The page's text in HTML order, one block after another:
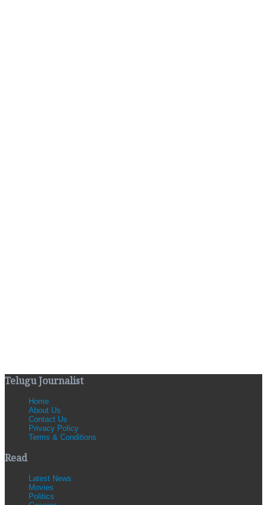
Telugu Journalist
Home
About Us
Contact Us
Privacy Policy
Terms & Conditions
Read
Latest News
Movies
Politics